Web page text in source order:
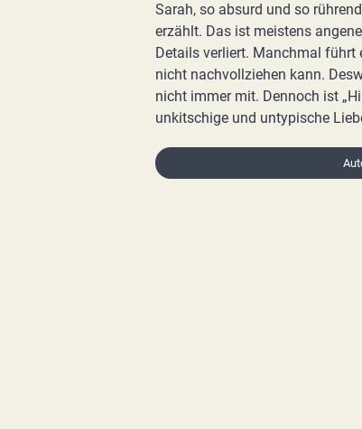
Sarah, so absurd und so
erzählt. Das ist meistens
Details verliert. Manchmal führt
nicht nachvollziehen kann.
nicht immer mit. Dennoch ist
unkitschige und untypische